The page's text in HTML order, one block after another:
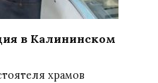
в Калининском
храмов